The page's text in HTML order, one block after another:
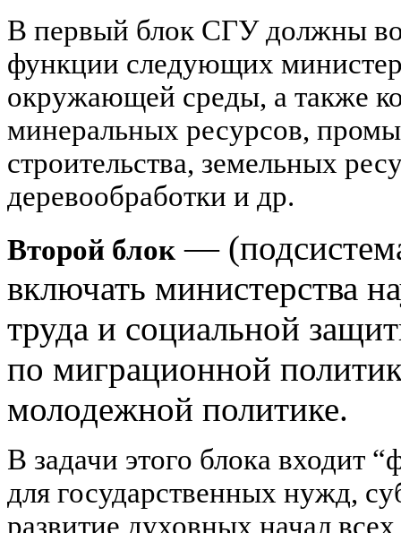
В первый блок СГУ должны
функции следующих
окружающей среды, а также
минеральных ресурсов,
строительства, земельных
деревообработки и др.
Второй блок —
включать министерства
труда и социальной
по миграционной
молодежной политике.
В задачи этого блока входит
для государственных нужд,
развитие духовных начал